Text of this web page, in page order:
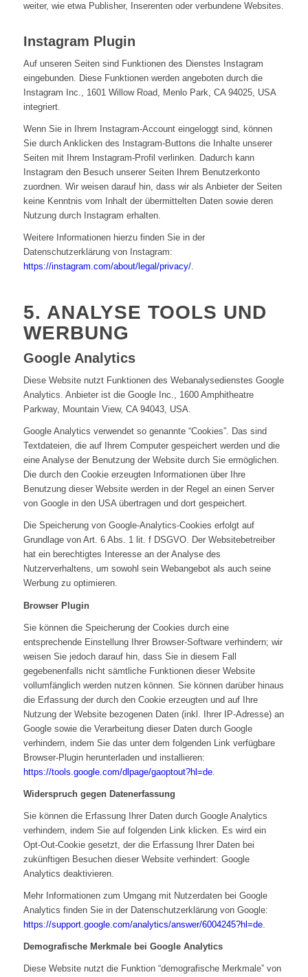
weiter, wie etwa Publisher, Inserenten oder verbundene Websites.
Instagram Plugin
Auf unseren Seiten sind Funktionen des Dienstes Instagram
eingebunden. Diese Funktionen werden angeboten durch die
Instagram Inc., 1601 Willow Road, Menlo Park, CA 94025, USA
integriert.
Wenn Sie in Ihrem Instagram-Account eingeloggt sind, können
Sie durch Anklicken des Instagram-Buttons die Inhalte unserer
Seiten mit Ihrem Instagram-Profil verlinken. Dadurch kann
Instagram den Besuch unserer Seiten Ihrem Benutzerkonto
zuordnen. Wir weisen darauf hin, dass wir als Anbieter der Seiten
keine Kenntnis vom Inhalt der übermittelten Daten sowie deren
Nutzung durch Instagram erhalten.
Weitere Informationen hierzu finden Sie in der
Datenschutzerklärung von Instagram:
https://instagram.com/about/legal/privacy/.
5. ANALYSE TOOLS UND
WERBUNG
Google Analytics
Diese Website nutzt Funktionen des Webanalysedienstes Google
Analytics. Anbieter ist die Google Inc., 1600 Amphitheatre
Parkway, Mountain View, CA 94043, USA.
Google Analytics verwendet so genannte “Cookies”. Das sind
Textdateien, die auf Ihrem Computer gespeichert werden und die
eine Analyse der Benutzung der Website durch Sie ermöglichen.
Die durch den Cookie erzeugten Informationen über Ihre
Benutzung dieser Website werden in der Regel an einen Server
von Google in den USA übertragen und dort gespeichert.
Die Speicherung von Google-Analytics-Cookies erfolgt auf
Grundlage von Art. 6 Abs. 1 lit. f DSGVO. Der Websitebetreiber
hat ein berechtigtes Interesse an der Analyse des
Nutzerverhaltens, um sowohl sein Webangebot als auch seine
Werbung zu optimieren.
Browser Plugin
Sie können die Speicherung der Cookies durch eine
entsprechende Einstellung Ihrer Browser-Software verhindern; wir
weisen Sie jedoch darauf hin, dass Sie in diesem Fall
gegebenenfalls nicht sämtliche Funktionen dieser Website
vollumfänglich werden nutzen können. Sie können darüber hinaus
die Erfassung der durch den Cookie erzeugten und auf Ihre
Nutzung der Website bezogenen Daten (inkl. Ihrer IP-Adresse) an
Google sowie die Verarbeitung dieser Daten durch Google
verhindern, indem Sie das unter dem folgenden Link verfügbare
Browser-Plugin herunterladen und installieren:
https://tools.google.com/dlpage/gaoptout?hl=de.
Widerspruch gegen Datenerfassung
Sie können die Erfassung Ihrer Daten durch Google Analytics
verhindern, indem Sie auf folgenden Link klicken. Es wird ein
Opt-Out-Cookie gesetzt, der die Erfassung Ihrer Daten bei
zukünftigen Besuchen dieser Website verhindert: Google
Analytics deaktivieren.
Mehr Informationen zum Umgang mit Nutzerdaten bei Google
Analytics finden Sie in der Datenschutzerklärung von Google:
https://support.google.com/analytics/answer/6004245?hl=de.
Demografische Merkmale bei Google Analytics
Diese Website nutzt die Funktion “demografische Merkmale” von